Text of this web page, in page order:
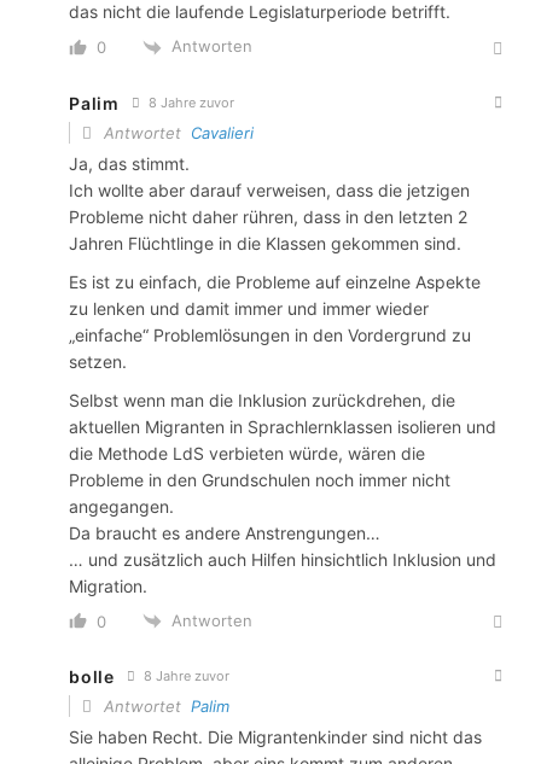
das nicht die laufende Legislaturperiode betrifft.
0 Antworten
Palim 8 Jahre zuvor
Antwortet Cavalieri
Ja, das stimmt.
Ich wollte aber darauf verweisen, dass die jetzigen
Probleme nicht daher rühren, dass in den letzten 2
Jahren Flüchtlinge in die Klassen gekommen sind.
Es ist zu einfach, die Probleme auf einzelne Aspekte
zu lenken und damit immer und immer wieder
„einfache“ Problemlösungen in den Vordergrund zu
setzen.
Selbst wenn man die Inklusion zurückdrehen, die
aktuellen Migranten in Sprachlernklassen isolieren und
die Methode LdS verbieten würde, wären die
Probleme in den Grundschulen noch immer nicht
angegangen.
Da braucht es andere Anstrengungen…
… und zusätzlich auch Hilfen hinsichtlich Inklusion und
Migration.
0 Antworten
bolle 8 Jahre zuvor
AntwortetPalim
Sie haben Recht. Die Migrantenkinder sind nicht das